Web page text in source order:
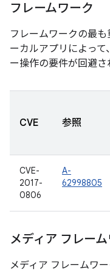
フレームワーク
フレームワークの最
ーカルアプリによっ
ー操作の要件が回避さ
CVE 参照
CVE-
2017-
0806
A-
62998805
メディア フレー
メディア フレームワ